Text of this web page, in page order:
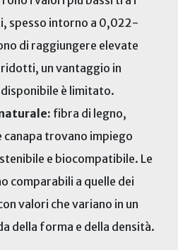
spesso intorno a 0,022-
di raggiungere elevate
un vantaggio in
è limitato.
fibra di legno,
canapa trovano impiego
e biocompatibile. Le
comparabili a quelle dei
valori che variano in un
della forma e della densità.